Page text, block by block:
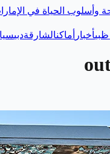
وأسلوب الحياة في
ظبيأخبار أماكنالشارقةدبي